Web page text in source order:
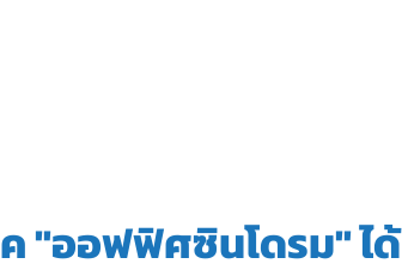
"ออฟฟิศซินโดรม" ได้